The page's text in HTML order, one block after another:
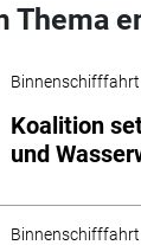
Thema
Binnenschifffahrt
Koalition
und
Binnenschifffahrt